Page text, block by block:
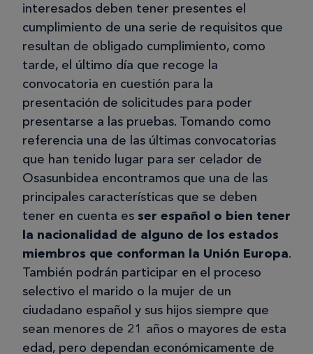
interesados deben tener presentes el
cumplimiento de una serie de requisitos que
resultan de obligado cumplimiento, como
tarde, el último día que recoge la
convocatoria en cuestión para la
presentación de solicitudes para poder
presentarse a las pruebas. Tomando como
referencia una de las últimas convocatorias
que han tenido lugar para ser celador de
Osasunbidea encontramos que una de las
principales características que se deben
tener en cuenta es ser español o bien tener
la nacionalidad de alguno de los estados
miembros que conforman la Unión Europa.
También podrán participar en el proceso
selectivo el marido o la mujer de un
ciudadano español y sus hijos siempre que
sean menores de 21 años o mayores de esta
edad, pero dependan económicamente de